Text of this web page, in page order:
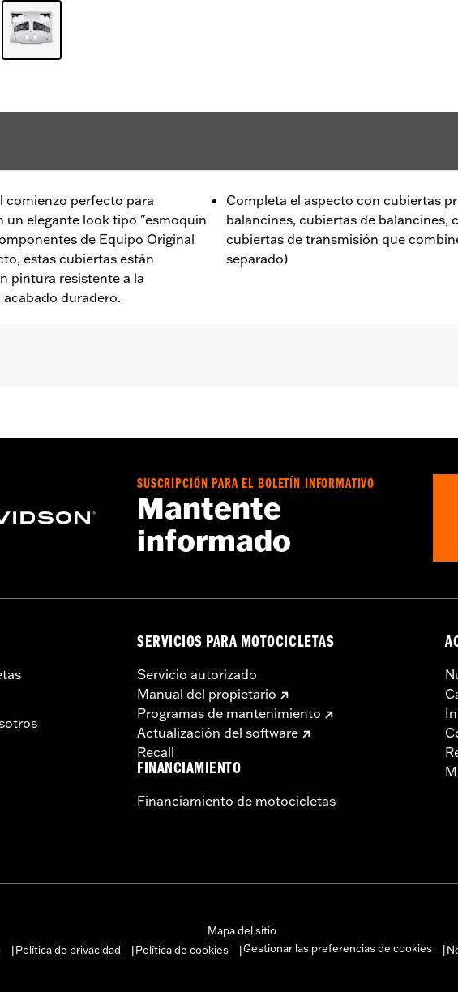
comienzo perfecto para
elegante look tipo "esmoquin
de Equipo Original
estas cubiertas están
pintura resistente a la
duradero.
Completa el aspecto con cubiertas
balancines, cubiertas de balancines,
cubiertas de transmisión que
separado)
– Consultawww.h-d.com/warrantypara más información
SUSCRIPCIÓN PARA EL BOLETÍN INFORMATIVO
Mantente
informado
SERVICIOS PARA MOTOCICLETAS
Servicio autorizado
Manual del propietario
Programas de mantenimiento
Actualización del software
Recall
FINANCIAMIENTO
Financiamiento de motocicletas
Mapa del sitio
Política de privacidad Política de cookies Gestionar las preferencias de cookies